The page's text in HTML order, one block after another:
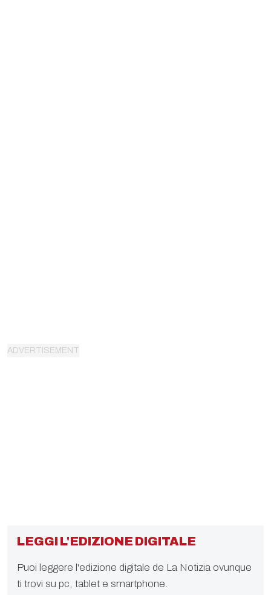
LEGGI L'EDIZIONE DIGITALE
Puoi leggere l'edizione digitale de La Notizia ovunque
ti trovi su pc, tablet e smartphone.